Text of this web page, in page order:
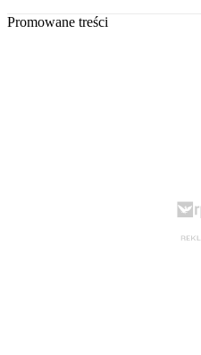
Promowane treści